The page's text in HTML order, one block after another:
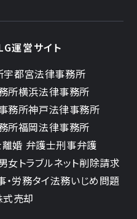
運営サイト
宇都宮法律事務所
所横浜法律事務所
務所神戸法律事務所
所福岡法律事務所
離婚 弁護士刑事弁護
女トラブルネット削除請求
・労務タイ法務いじめ問題
式売却